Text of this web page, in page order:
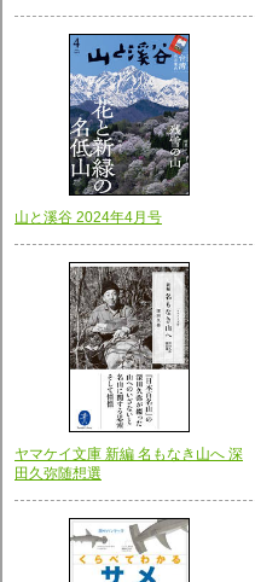
山と溪谷 2024年4月号
ヤマケイ文庫 新編 名もなき山へ 深
田久弥随想選